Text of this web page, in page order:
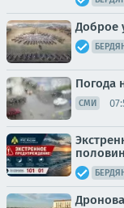
Доброе
Погода
СМИ